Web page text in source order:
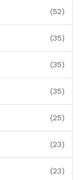
(52)
(35)
(35)
(35)
(25)
(23)
(23)